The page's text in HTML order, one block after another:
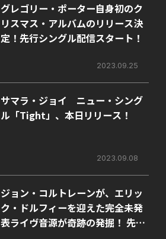
グレゴリー・ポーター自身初のク
リスマス・アルバムのリリース決
定！先行シングル配信スタート！
2023.09.25
サマラ・ジョイ ニュー・シング
ル「Tight」、本日リリース！
2023.09.08
ジョン・コルトレーンが、エリッ
ク・ドルフィーを迎えた完全未発
表ライヴ音源が奇跡の発掘！ 先行